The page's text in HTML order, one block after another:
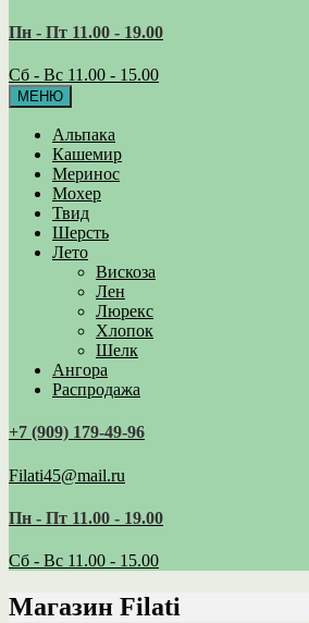
Пн - Пт 11.00 - 19.00
Сб - Вс 11.00 - 15.00
МЕНЮ
Альпака
Кашемир
Меринос
Мохер
Твид
Шерсть
Лето
Вискоза
Лен
Люрекс
Хлопок
Шелк
Ангора
Распродажа
+7 (909) 179‑49-96
Filati45@mail.ru
Пн - Пт 11.00 - 19.00
Сб - Вс 11.00 - 15.00
Магазин Filati